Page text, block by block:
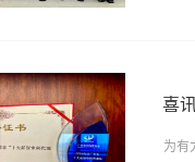
示
流，
喜
为有